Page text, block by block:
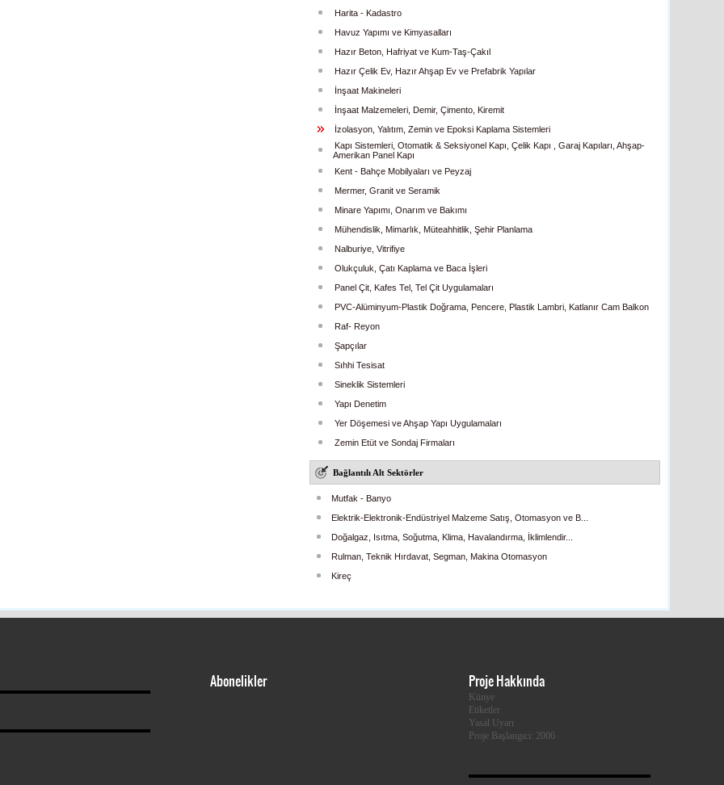
Harita - Kadastro
Havuz Yapımı ve Kimyasalları
Hazır Beton, Hafriyat ve Kum-Taş-Çakıl
Hazır Çelik Ev, Hazır Ahşap Ev ve Prefabrik Yapılar
İnşaat Makineleri
İnşaat Malzemeleri, Demir, Çimento, Kiremit
İzolasyon, Yalıtım, Zemin ve Epoksi Kaplama Sistemleri
Kapı Sistemleri, Otomatik & Seksiyonel Kapı, Çelik Kapı , Garaj Kapıları, Ahşap-
Amerikan Panel Kapı
Kent - Bahçe Mobilyaları ve Peyzaj
Mermer, Granit ve Seramik
Minare Yapımı, Onarım ve Bakımı
Mühendislik, Mimarlık, Müteahhitlik, Şehir Planlama
Nalburiye, Vitrifiye
Olukçuluk, Çatı Kaplama ve Baca İşleri
Panel Çit, Kafes Tel, Tel Çit Uygulamaları
PVC-Alüminyum-Plastik Doğrama, Pencere, Plastik Lambri, Katlanır Cam Balkon
Raf- Reyon
Şapçılar
Sıhhi Tesisat
Sineklik Sistemleri
Yapı Denetim
Yer Döşemesi ve Ahşap Yapı Uygulamaları
Zemin Etüt ve Sondaj Firmaları
Bağlantılı Alt Sektörler
Mutfak - Banyo
Elektrik-Elektronik-Endüstriyel Malzeme Satış, Otomasyon ve B...
Doğalgaz, Isıtma, Soğutma, Klima, Havalandırma, İklimlendir...
Rulman, Teknik Hırdavat, Segman, Makina Otomasyon
Kireç
Abonelikler Proje Hakkında
Künye
Etiketler
Yasal Uyarı
Proje Başlangıcı: 2006